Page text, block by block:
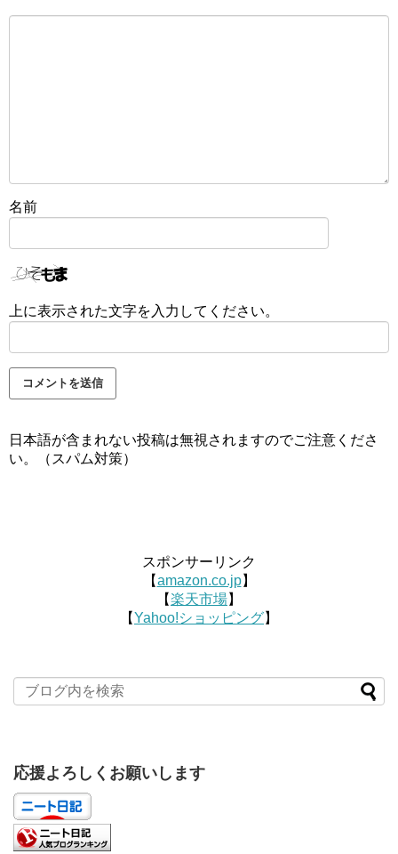
名前
上に表示された文字を入力してください。
日本語が含まれない投稿は無視されますのでご注意くださ
い。（スパム対策）
スポンサーリンク
【amazon.co.jp】
【楽天市場】
【Yahoo!ショッピング】
応援よろしくお願いします